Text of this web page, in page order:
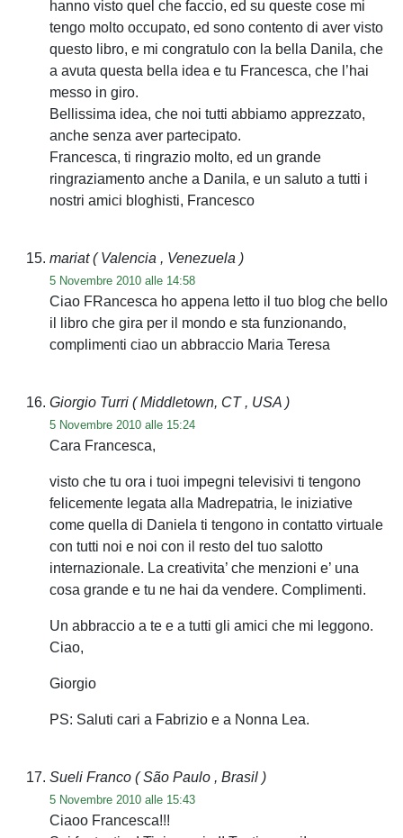
hanno visto quel che faccio, ed su queste cose mi
tengo molto occupato, ed sono contento di aver visto
questo libro, e mi congratulo con la bella Danila, che
a avuta questa bella idea e tu Francesca, che l’hai
messo in giro.
Bellissima idea, che noi tutti abbiamo apprezzato,
anche senza aver partecipato.
Francesca, ti ringrazio molto, ed un grande
ringraziamento anche a Danila, e un saluto a tutti i
nostri amici bloghisti, Francesco
mariat( Valencia , Venezuela )
5 Novembre 2010 alle 14:58
Ciao FRancesca ho appena letto il tuo blog che bello
il libro che gira per il mondo e sta funzionando,
complimenti ciao un abbraccio Maria Teresa
Giorgio Turri ( Middletown, CT , USA )
5 Novembre 2010 alle 15:24
Cara Francesca,
visto che tu ora i tuoi impegni televisivi ti tengono
felicemente legata alla Madrepatria, le iniziative
come quella di Daniela ti tengono in contatto virtuale
con tutti noi e noi con il resto del tuo salotto
internazionale. La creativita’ che menzioni e’ una
cosa grande e tu ne hai da vendere. Complimenti.
Un abbraccio a te e a tutti gli amici che mi leggono.
Ciao,
Giorgio
PS: Saluti cari a Fabrizio e a Nonna Lea.
Sueli Franco ( São Paulo , Brasil )
5 Novembre 2010 alle 15:43
Ciaoo Francesca!!!